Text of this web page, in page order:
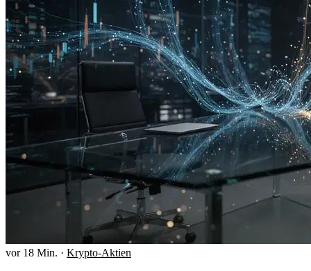
vor 18 Min. · Krypto-Aktien